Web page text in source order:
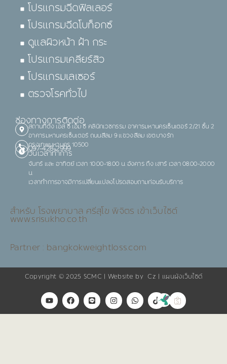
โปรแกรมฉีดฟิลเลอร์
โปรแกรมฉีดโบท็อกซ์
ดูแลผิวหน้า ฝ้า กระ
โปรแกรมเคลียร์สิว
โปรแกรมเลเซอร์
ตรวจโรคทั่วไป
ช่องทางการติดต่อ
สถานที่ตั้ง เอส ซี เอ็ม ซี คลินิกเวชกรรม อาคารมหานครเซ็นเตอร์ 2/21 ชั้น 2
อาคารมหานครเซ็นเตอร์ ถนนสีลม 9 แขวงสีลม เขตบางรัก
กรุงเทพมหานคร 10500
097-428-2999
วันเวลาทำการ
จันทร์ และ อาทิตย์ เวลา 10.00-18.00 น. อังคาร ถึง เสาร์ เวลา 08.00-20.00
น.
เวลาทำการอาจมีการเปลี่ยนแปลงโปรดสอบถามก่อนรับบริการ
สำหรับ โรงพยาบาล ศรีสุโข พิจิตร เข้าเว็บไซต์
www.srisukho.co.th
Partner : bangkokweightloss.com
Copyright © 2025 SCMC | Website byCz แผนผังเว็บไซต์
Y
o
u
F
a
c
L
i
n
I
n
s
W
h
a
T
i
k